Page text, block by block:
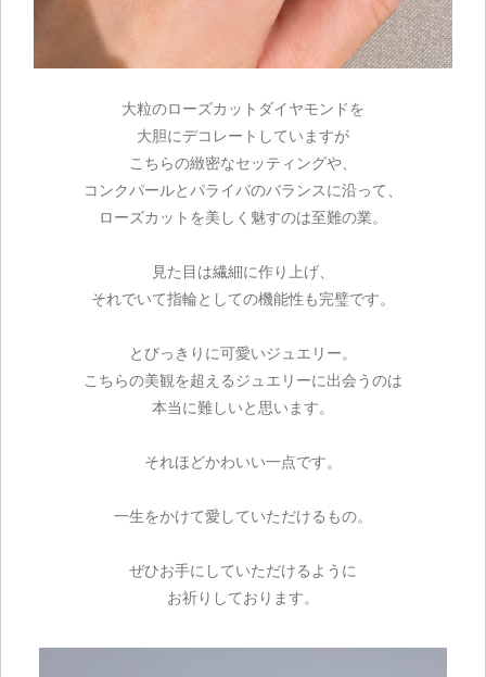
大粒のローズカットダイヤモンドを
大胆にデコレートしていますが
こちらの緻密なセッティングや、
コンクパールとパライバのバランスに沿って、
ローズカットを美しく魅すのは至難の業。
見た目は繊細に作り上げ、
それでいて指輪としての機能性も完璧です。
とびっきりに可愛いジュエリー。
こちらの美観を超えるジュエリーに出会うのは
本当に難しいと思います。
それほどかわいい一点です。
一生をかけて愛していただけるもの。
ぜひお手にしていただけるように
お祈りしております。